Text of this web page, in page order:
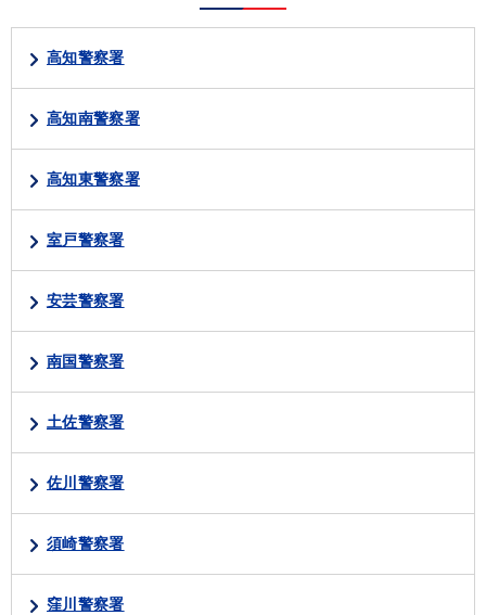
高知警察署
高知南警察署
高知東警察署
室戸警察署
安芸警察署
南国警察署
土佐警察署
佐川警察署
須崎警察署
窪川警察署